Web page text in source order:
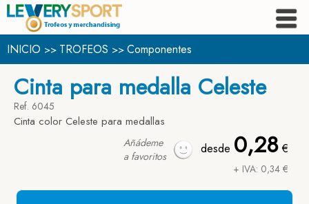
INICIO >> TROFEOS >> Componentes
Cinta para medalla Celeste
Ref. 6045
Cinta color Celeste para medallas
desde 0,28€
+ IVA: 0,34 €
Añádeme
a favoritos